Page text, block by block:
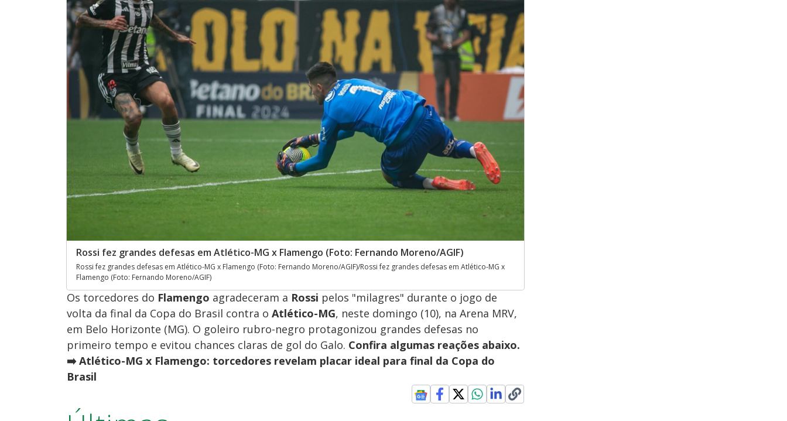
Rossi fez grandes defesas em Atlético-MG x Flamengo (Foto: Fernando Moreno/AGIF)
Rossi fez grandes defesas em Atlético-MG x Flamengo (Foto: Fernando Moreno/AGIF)/Rossi fez grandes defesas em Atlético-MG x
Flamengo (Foto: Fernando Moreno/AGIF)
Os torcedores do Flamengo agradeceram a Rossi pelos "milagres" durante o jogo de
volta da final da Copa do Brasil contra o Atlético-MG, neste domingo (10), na Arena MRV,
em Belo Horizonte (MG). O goleiro rubro-negro protagonizou grandes defesas no
primeiro tempo e evitou chances claras de gol do Galo. Confira algumas reações abaixo.
➡️ Atlético-MG x Flamengo: torcedores revelam placar ideal para final da Copa do
Brasil